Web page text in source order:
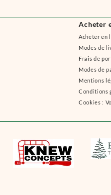
Acheter
Acheter en
Modes de
Frais de
Modes de
Mentions
Conditions
Cookies :